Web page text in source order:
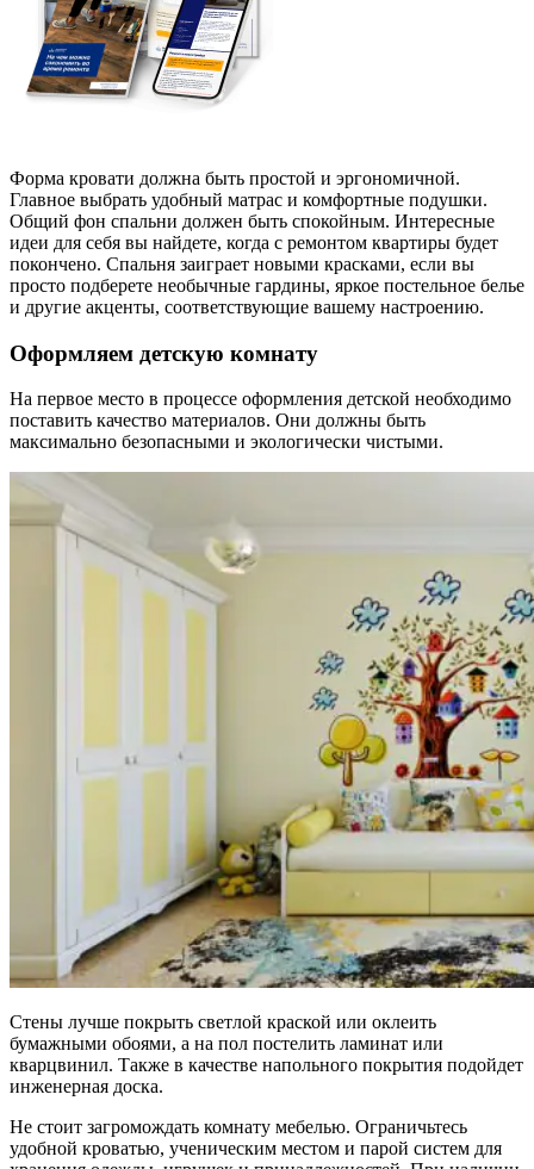
Форма кровати должна быть простой и эргономичной.
Главное выбрать удобный матрас и комфортные подушки.
Общий фон спальни должен быть спокойным. Интересные
идеи для себя вы найдете, когда с ремонтом квартиры будет
покончено. Спальня заиграет новыми красками, если вы
просто подберете необычные гардины, яркое постельное белье
и другие акценты, соответствующие вашему настроению.
Оформляем детскую комнату
На первое место в процессе оформления детской необходимо
поставить качество материалов. Они должны быть
максимально безопасными и экологически чистыми.
Стены лучше покрыть светлой краской или оклеить
бумажными обоями, а на пол постелить ламинат или
кварцвинил. Также в качестве напольного покрытия подойдет
инженерная доска.
Не стоит загромождать комнату мебелью. Ограничьтесь
удобной кроватью, ученическим местом и парой систем для